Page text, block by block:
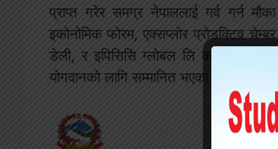
प्राप्त गरेर समग्र नेपाललाई गर्व गर्न
इकोनोमिक फोरम, एक्सप्लोर प्रोडक्टिव
डेली, र इपिसिसि ग्लोबल लि का संस्थापक
योगदानको लागि सम्मानित भएका छन्।